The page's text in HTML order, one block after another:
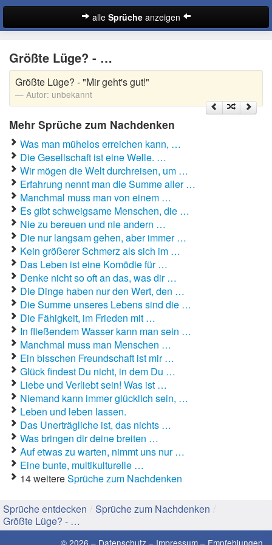
alle Sprücheanzeigen
Abschiedssprüche
Anmachsprüche
Coole Sprüche
Dumme Sprüche
Englische Sprüche
Facebook Sprüche
Fußballsprüche
Gute Nacht Sprüche
Gute Sprüche
Guten Morgen Sprüche
Hochzeitssprüche
Konfirmationssprüche
Lateinische Sprüche
Liebeskummer Sprüche
Lustige Sprüche
Mama-Sprüche
Schöne Sprüche
Größte Lüge? - …
Größte Lüge? - "Mir geht's gut!"
Autor: unbekannt
Mehr Sprüche zum Nachdenken
Was man mühelos erreichen kann, …
Die Gesellschaft ist eine Welle. …
Wir mögen die Welt durchreisen, um …
Erfahrung nennt man die Summe aller …
Manchmal muss man von einem …
Es gibt schweigsame Menschen, die …
Nie zu bereuen und nie andern …
Die nur langsam gehen, aber immer …
Kein größerer Schmerz als sich im …
Das Leben ist eine Komödie für …
Denke nicht so oft an das, was dir …
Die Dinge haben nur den Wert, den …
Die Summe unseres Lebens sind die …
Die Fähigkeit, im Frieden mit …
In fließendem Wasser kann man sein …
Manchmal muss man Menschen …
Ein bisschen Freundschaft ist mir …
Glück findest Du nicht, in dem Du …
Liebe und Verliebt sein! Was ist …
Niemand kann immer glücklich sein, …
Leben und leben lassen.
Das Unerträgliche ist, das nichts …
Was bringen dir deine breiten …
Auf etwas zu warten, nimmt uns nur …
Eine bunte, multikulturelle …
14 weitereSprüche zum Nachdenken
Sprüche entdecken / Sprüche zum Nachdenken /
Größte Lüge? - …
© 2026 – Datenschutz – Impressum – Empfehlungen